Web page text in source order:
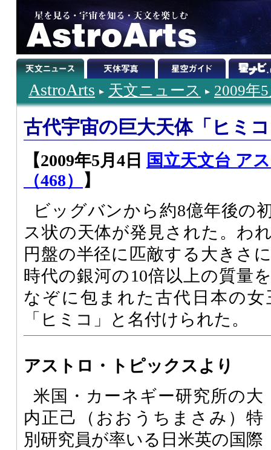
AstroArts 天文ニュース 2009年
古代宇宙の巨大天体「ヒミ
【2009年5月4日
国立天文台 ア
（468）
】
ビッグバンから約8億年後の
ス状の天体が発見された。わ
円盤の半径に匹敵する大きさ
時代の銀河の10倍以上の質量
なぞに包まれた古代日本の
「ヒミコ」と名付けられた。
アストロ・トピックスより
米国・カーネギー研究所の大
内正己（おおうちまさみ）特
別研究員が率いる日米英の国際